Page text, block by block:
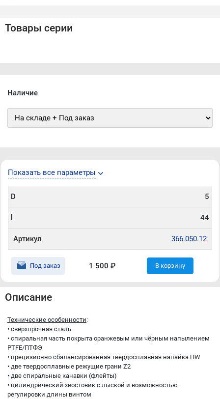
Товары серии
Наличие
Показать все параметры
D 5
44
Артикул 366.050.12
Под заказ 1 500 ₽ В корзину
Описание
Технические особенности:
• cверхпрочная сталь
• cпиральная часть покрыта оранжевым или чёрным напылением
PTFE/ПТФЭ
• прецизионно сбалансированная твердосплавная напайка HW
• две твердосплавные режущие грани Z2
• две спиральные канавки (флейты)
• цилиндрический хвостовик с лыской и возможностью
регулировки длины винтом